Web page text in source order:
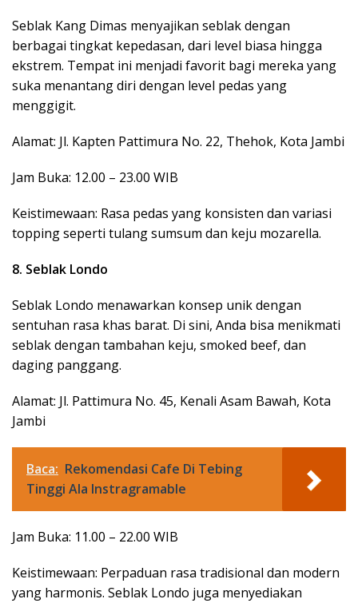
Seblak Kang Dimas menyajikan seblak dengan
berbagai tingkat kepedasan, dari level biasa hingga
ekstrem. Tempat ini menjadi favorit bagi mereka yang
suka menantang diri dengan level pedas yang
menggigit.
Alamat: Jl. Kapten Pattimura No. 22, Thehok, Kota Jambi
Jam Buka: 12.00 – 23.00 WIB
Keistimewaan: Rasa pedas yang konsisten dan variasi
topping seperti tulang sumsum dan keju mozarella.
8. Seblak Londo
Seblak Londo menawarkan konsep unik dengan
sentuhan rasa khas barat. Di sini, Anda bisa menikmati
seblak dengan tambahan keju, smoked beef, dan
daging panggang.
Alamat: Jl. Pattimura No. 45, Kenali Asam Bawah, Kota
Jambi
Baca: Rekomendasi Cafe Di Tebing
Tinggi Ala Instragramable
Jam Buka: 11.00 – 22.00 WIB
Keistimewaan: Perpaduan rasa tradisional dan modern
yang harmonis. Seblak Londo juga menyediakan